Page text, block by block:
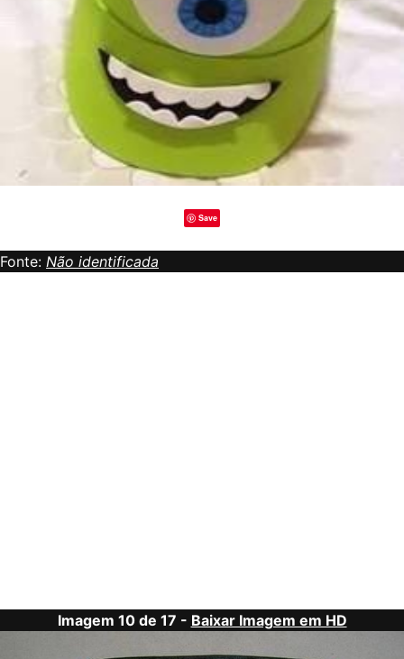
Save
Fonte: Não identificada
Imagem 10 de 17 - Baixar Imagem em HD